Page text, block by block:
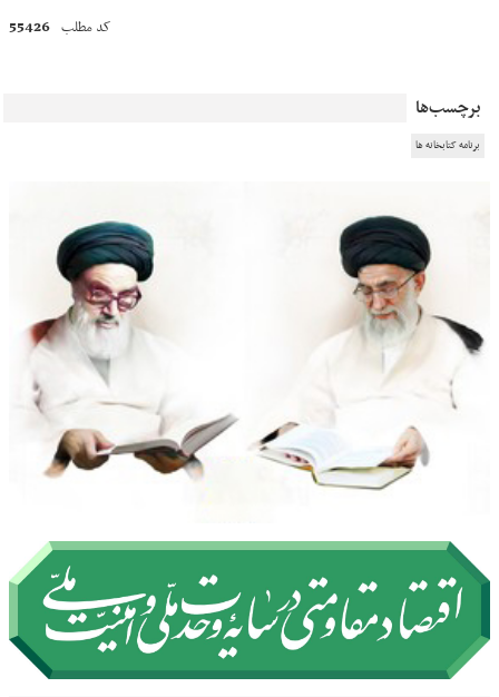
کد مطلب 55426
برچسب‌ها
برنامه کتابخانه ها